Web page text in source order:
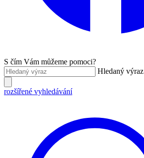
S čím Vám můžeme pomoci?
Hledaný výraz
rozšířené vyhledávání